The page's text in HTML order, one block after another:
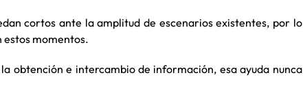
cortos ante la amplitud de escenarios existentes, por lo
estos momentos.
obtención e intercambio de información, esa ayuda nunca